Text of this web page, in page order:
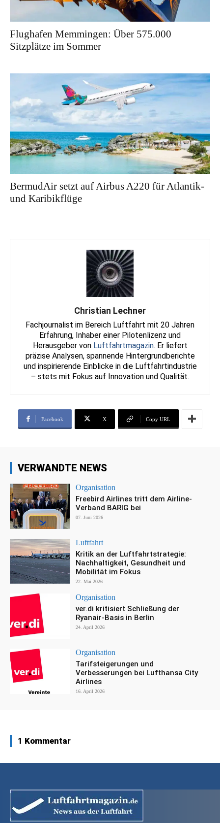
Flughafen Memmingen: Über 575.000
Sitzplätze im Sommer
BermudAir setzt auf Airbus A220 für Atlantik-
und Karibikflüge
Christian Lechner
Fachjournalist im Bereich Luftfahrt mit 20 Jahren
Erfahrung, Inhaber einer Pilotenlizenz und
Herausgeber von Luftfahrtmagazin. Er liefert
präzise Analysen, spannende Hintergrundberichte
und inspirierende Einblicke in die Luftfahrtindustrie
– stets mit Fokus auf Innovation und Qualität.
Facebook X Copy URL
VERWANDTE NEWS
Organisation
Freebird Airlines tritt dem Airline-
Verband BARIG bei
07. Juni 2026
Luftfahrt
Kritik an der Luftfahrtstrategie:
Nachhaltigkeit, Gesundheit und
Mobilität im Fokus
22. Mai 2026
Organisation
ver.di kritisiert Schließung der
Ryanair-Basis in Berlin
24. April 2026
Organisation
Tarifsteigerungen und
Verbesserungen bei Lufthansa City
Airlines
16. April 2026
1 Kommentar